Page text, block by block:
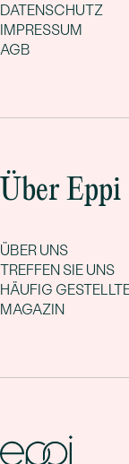
DATENSCHUTZ
IMPRESSUM
AGB
Über Eppi
ÜBER UNS
TREFFEN SIE UNS
HÄUFIG
MAGAZIN